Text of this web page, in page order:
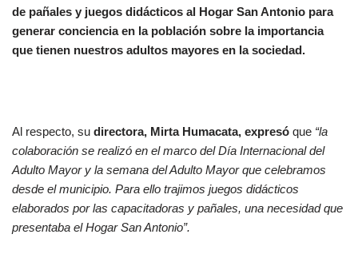
de pañales y juegos didácticos al Hogar San Antonio para
generar conciencia en la población sobre la importancia
que tienen nuestros adultos mayores en la sociedad.
Al respecto, su directora, Mirta Humacata, expresó que “la
colaboración se realizó en el marco del Día Internacional del
Adulto Mayor y la semana del Adulto Mayor que celebramos
desde el municipio. Para ello trajimos juegos didácticos
elaborados por las capacitadoras y pañales, una necesidad que
presentaba el Hogar San Antonio”.